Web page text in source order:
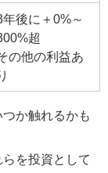
年後に＋0%～
超
の他の利益あ
か触れるかも
を投資として